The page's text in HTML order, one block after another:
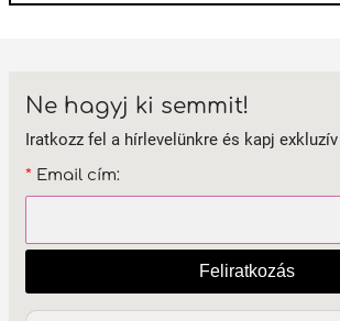
Ne hagyj ki semmit!
Iratkozz fel a hírlevelünkre és kapj
* Email cím:
Feliratkozás